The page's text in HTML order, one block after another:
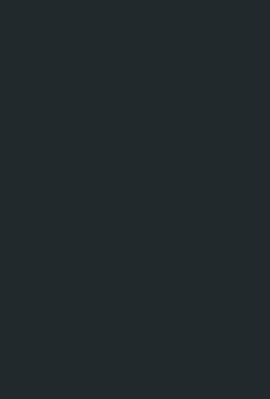
Скрытые расходы и
Арендная ставка - только
здания в Бангкоке
метр в месяц в зависимости
услуг. Студия 25 квадратных
ежемесячно. Электричество
4.5-5.2 бат за киловатт-час
счёт за кондиционер легко
Интернет: 600-800 бат за
100 Мбит/с. Парковка, если
зависимости от района.
аренды плюс один месяц